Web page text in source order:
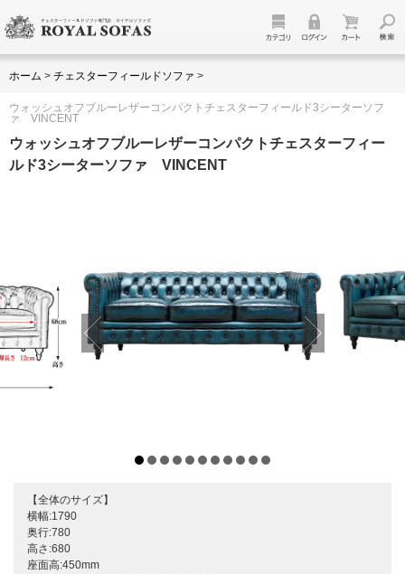
ホーム > チェスターフィールドソファ >
ウォッシュオフブルーレザーコンパクトチェスターフィールド3シーターソフ
ァ VINCENT
ウォッシュオフブルーレザーコンパクトチェスターフィー
ルド3シーターソファ VINCENT
【全体のサイズ】
横幅:1790
奥行:780
高さ:680
座面高:450mm